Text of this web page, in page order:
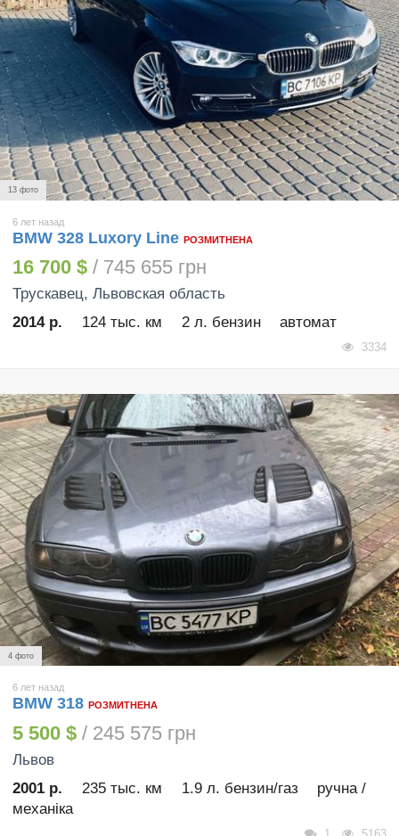
13 фото
6 лет назад
BMW 328 Luxory Line РОЗМИТНЕНА
16 700 $ / 745 655 грн
Трускавец, Львовская область
2014 р.
124 тыс. км 2 л. бензин автомат
3334
4 фото
6 лет назад
BMW 318 РОЗМИТНЕНА
5 500 $ / 245 575 грн
Львов
2001 р.
235 тыс. км 1.9 л. бензин/газ
ручна /
механіка
1 5163